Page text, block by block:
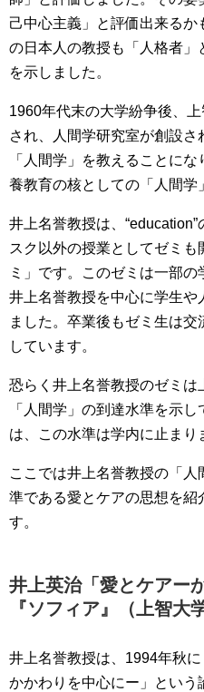
己中心主義」と評価出来る
の日本人の教授も「人格者
を示しました。
1960年代末の大学紛争後、
され、人間学研究室が創設
「人間学」を教えることに
養教育の核としての「人間学
井上名誉教授は、
スク以外の授業としてゼミ
ミ」です。このゼミは一部の
井上名誉教授を中心に学生
ました。卒業後もゼミ生は
しています。
恐らく井上名誉教授のゼミ
「人間学」の到達水準を示
は、この水準は学内に止まり
ここでは井上名誉教授の「
準である愛とケアの思想を紹
す。
井上英治「愛とケアー
『ソフィア』（上智大
井上名誉教授は、1994年秋
かかわりを中心にー」という